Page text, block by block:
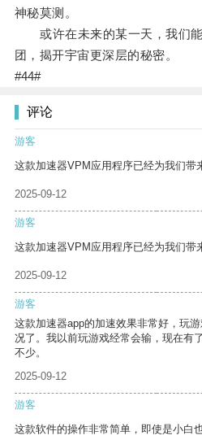
神秘莫测。
或许在未来的某一天，我们能
团，揭开宇宙更深层的秘密。
#44#
评论
游客
这款加速器VPM应用程序已经为我们带
2025-09-12
游客
这款加速器VPM应用程序已经为我们带
2025-09-12
游客
这款加速器app的加速效果非常好，玩
况了。我以前玩游戏经常会输，现在有
不少。
2025-09-12
游客
这款软件的操作非常简单，即使是小白